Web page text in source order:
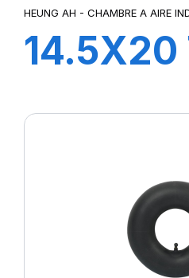
HEUNG AH - CHAMBRE A AIRE
14.5X20